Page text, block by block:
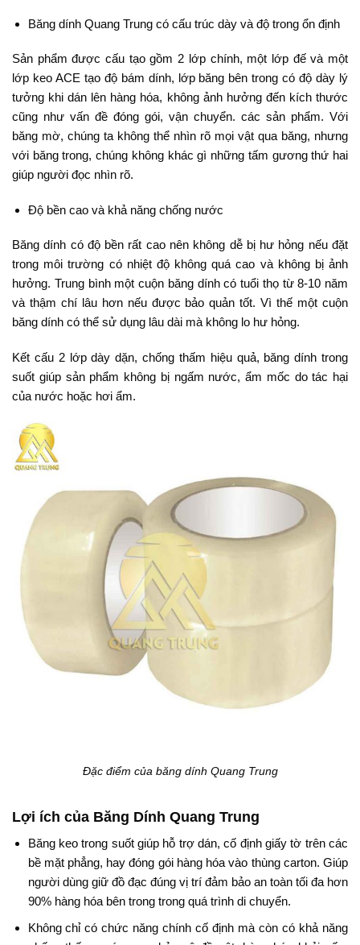
Băng dính Quang Trung có cấu trúc dày và độ trong ổn định
Sản phẩm được cấu tạo gồm 2 lớp chính, một lớp đế và một
lớp keo ACE tạo độ bám dính, lớp băng bên trong có độ dày lý
tưởng khi dán lên hàng hóa, không ảnh hưởng đến kích thước
cũng như vấn đề đóng gói, vận chuyển. các sản phẩm. Với
băng mờ, chúng ta không thể nhìn rõ mọi vật qua băng, nhưng
với băng trong, chúng không khác gì những tấm gương thứ hai
giúp người đọc nhìn rõ.
Độ bền cao và khả năng chống nước
Băng dính có độ bền rất cao nên không dễ bị hư hỏng nếu đặt
trong môi trường có nhiệt độ không quá cao và không bị ảnh
hưởng. Trung bình một cuộn băng dính có tuổi thọ từ 8-10 năm
và thậm chí lâu hơn nếu được bảo quản tốt. Vì thế một cuộn
băng dính có thể sử dụng lâu dài mà không lo hư hỏng.
Kết cấu 2 lớp dày dặn, chống thấm hiệu quả, băng dính trong
suốt giúp sản phẩm không bị ngấm nước, ẩm mốc do tác hại
của nước hoặc hơi ẩm.
Đặc điểm của băng dính Quang Trung
Lợi ích của Băng Dính Quang Trung
Băng keo trong suốt giúp hỗ trợ dán, cố định giấy tờ trên các
bề mặt phẳng, hay đóng gói hàng hóa vào thùng carton. Giúp
người dùng giữ đồ đạc đúng vị trí đảm bảo an toàn tối đa hơn
90% hàng hóa bên trong trong quá trình di chuyển.
Không chỉ có chức năng chính cố định mà còn có khả năng